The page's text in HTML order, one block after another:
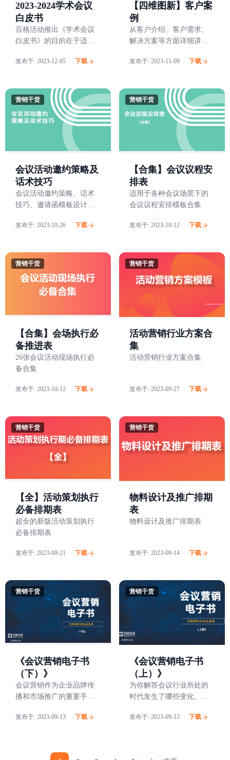
2023-2024学术会议
白皮书
百格活动推出《学术会议
白皮书》的目的在于适应
要，提供完善的解决方
善参会者体验，结合数字
化趋势，提倡智慧办会的
理念，使用会议活动管理
发布于: 2023-12-05 下载
【四维图新】客户案
例
从客户介绍、客户需求、
解决方案等方面详细讲述
维图新提供全程的会务支
发布于: 2023-11-09 下载
营销干货
会议活动邀约策略及
话术技巧
会议活动邀约策略、话术
技巧、邀请函模板设计等
发布于: 2023-10-26 下载
营销干货
【合集】会议议程安
排表
适用于各种会议场景下的
会议议程安排模板合集
发布于: 2023-10-12 下载
营销干货
【合集】会场执行必
备推进表
26张会议活动现场执行必
备合集
发布于: 2023-10-12 下载
营销干货
活动营销行业方案合
集
活动营销行业方案合集
发布于: 2023-09-27 下载
营销干货
【全】活动策划执行
必备排期表
超全的新版活动策划执行
必备排期表
发布于: 2023-09-21 下载
营销干货
物料设计及推广排期
表
物料设计及推广排期表
发布于: 2023-09-14 下载
营销干货
《会议营销电子书
（下）》
会议营销作为企业品牌传
播和市场推广的重要手段
中发展迅速，相对应的会
互联网技术的飞速发展，
发布于: 2023-09-13 下载
营销干货
《会议营销电子书
（上）》
为你解答会议行业所处的
时代发生了哪些变化、会
么、会议行业本质痛点有
机会以及会议营销的核心
发布于: 2023-09-13 下载